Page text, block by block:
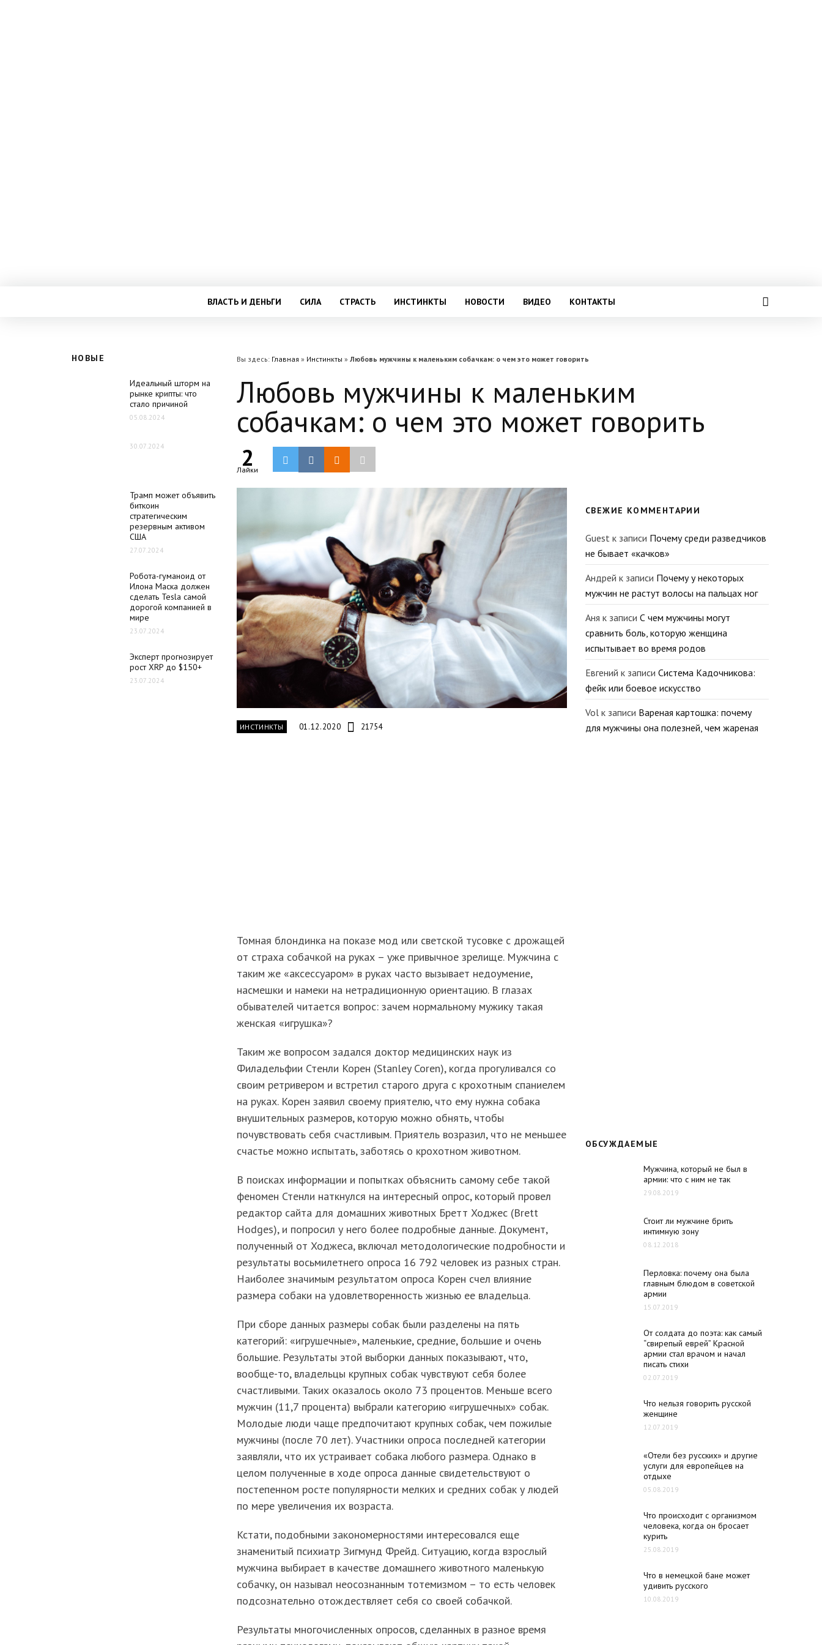
ВЛАСТЬ И ДЕНЬГИ СИЛА СТРАСТЬ ИНСТИНКТЫ НОВОСТИ ВИДЕО КОНТАКТЫ
НОВЫЕ
Идеальный шторм на
рынке крипты: что
стало причиной
05.08.2024
30.07.2024
Трамп может объявить
биткоин
стратегическим
резервным активом
США
27.07.2024
Робота-гуманоид от
Илона Маска должен
сделать Tesla самой
дорогой компанией в
мире
23.07.2024
Эксперт прогнозирует
рост XRP до $150+
23.07.2024
Вы здесь: Главная » Инстинкты » Любовь мужчины к маленьким собачкам: о чем это может говорить
Любовь мужчины к маленьким
собачкам: о чем это может говорить
2
Лайки
ИНСТИНКТЫ 01.12.2020 21754
Томная блондинка на показе мод или светской тусовке с дрожащей
от страха собачкой на руках – уже привычное зрелище. Мужчина с
таким же «аксессуаром» в руках часто вызывает недоумение,
насмешки и намеки на нетрадиционную ориентацию. В глазах
обывателей читается вопрос: зачем нормальному мужику такая
женская «игрушка»?
Таким же вопросом задался доктор медицинских наук из
Филадельфии Стенли Корен (Stanley Coren), когда прогуливался со
своим ретривером и встретил старого друга с крохотным спаниелем
на руках. Корен заявил своему приятелю, что ему нужна собака
внушительных размеров, которую можно обнять, чтобы
почувствовать себя счастливым. Приятель возразил, что не меньшее
счастье можно испытать, заботясь о крохотном животном.
В поисках информации и попытках объяснить самому себе такой
феномен Стенли наткнулся на интересный опрос, который провел
редактор сайта для домашних животных Бретт Ходжес (Brett
Hodges), и попросил у него более подробные данные. Документ,
полученный от Ходжеса, включал методологические подробности и
результаты восьмилетнего опроса 16 792 человек из разных стран.
Наиболее значимым результатом опроса Корен счел влияние
размера собаки на удовлетворенность жизнью ее владельца.
При сборе данных размеры собак были разделены на пять
категорий: «игрушечные», маленькие, средние, большие и очень
большие. Результаты этой выборки данных показывают, что,
вообще-то, владельцы крупных собак чувствуют себя более
счастливыми. Таких оказалось около 73 процентов. Меньше всего
мужчин (11,7 процента) выбрали категорию «игрушечных» собак.
Молодые люди чаще предпочитают крупных собак, чем пожилые
мужчины (после 70 лет). Участники опроса последней категории
заявляли, что их устраивает собака любого размера. Однако в
целом полученные в ходе опроса данные свидетельствуют о
постепенном росте популярности мелких и средних собак у людей
по мере увеличения их возраста.
Кстати, подобными закономерностями интересовался еще
знаменитый психиатр Зигмунд Фрейд. Ситуацию, когда взрослый
мужчина выбирает в качестве домашнего животного маленькую
собачку, он называл неосознанным тотемизмом – то есть человек
подсознательно отождествляет себя со своей собачкой.
Результаты многочисленных опросов, сделанных в разное время
СВЕЖИЕ КОММЕНТАРИИ
Guest к записи Почему среди разведчиков
не бывает «качков»
Андрей к записи Почему у некоторых
мужчин не растут волосы на пальцах ног
Аня к записи С чем мужчины могут
сравнить боль, которую женщина
испытывает во время родов
Евгений к записи Система Кадочникова:
фейк или боевое искусство
Vol к записи Вареная картошка: почему
для мужчины она полезней, чем жареная
ОБСУЖДАЕМЫЕ
Мужчина, который не был в
армии: что с ним не так
29.08.2019
Стоит ли мужчине брить
интимную зону
08.12.2018
Перловка: почему она была
главным блюдом в советской
армии
15.07.2019
От солдата до поэта: как самый
“свирепый еврей” Красной
армии стал врачом и начал
писать стихи
02.07.2019
Что нельзя говорить русской
женщине
12.07.2019
«Отели без русских» и другие
услуги для европейцев на
отдыхе
05.08.2019
Что происходит с организмом
человека, когда он бросает
курить
25.08.2019
Что в немецкой бане может
удивить русского
10.08.2019